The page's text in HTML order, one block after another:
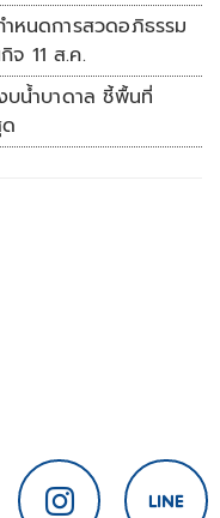
หนดการสวดอภิธรรม
11 ส.ค.
น้ำบาดาล ชี้พื้นที่